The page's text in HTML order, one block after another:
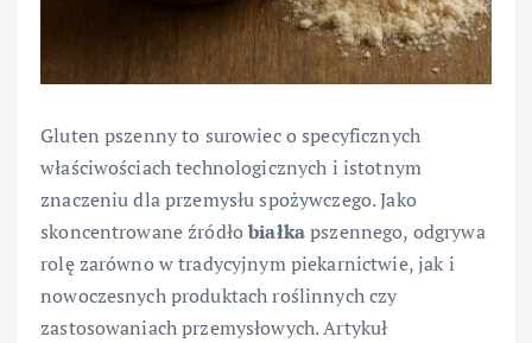
Gluten pszenny to surowiec o specyficznych
właściwościach technologicznych i istotnym
znaczeniu dla przemysłu spożywczego. Jako
skoncentrowane źródłobiałkapszennego, odgrywa
rolę zarówno w tradycyjnym piekarnictwie, jak i
nowoczesnych produktach roślinnych czy
zastosowaniach przemysłowych. Artykuł